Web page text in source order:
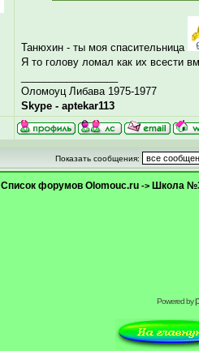
Танюхин - ты моя спасительница
Я то голову ломал как их всести
Оломоуц Либава 1975-1977
Skype - aptekar113
Показать сообщения:
Список форумов Olomouc.ru -> Школа
Powered by